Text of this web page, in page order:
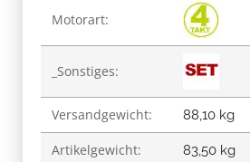
Motorart:
_Sonstiges:
Versandgewicht: 88,10 kg
Artikelgewicht: 83,50 kg